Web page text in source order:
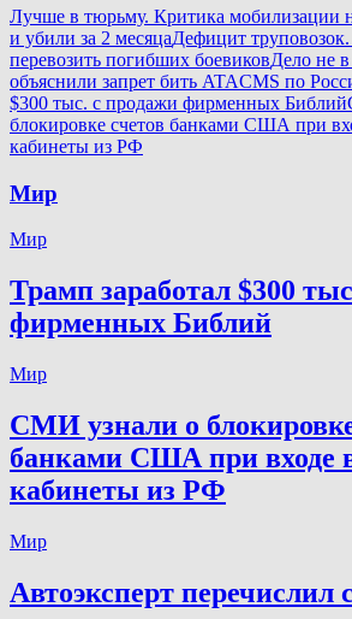
Лучше в тюрьму. Критика мобилизации
и убили за 2 месяцаДефицит
перевозить погибших боевиковДело не
объяснили запрет бить ATACMS по
$300 тыс. с продажи фирменных Библий
блокировке счетов банками США при
кабинеты из РФ
Мир
Мир
Трамп заработал $300
фирменных Библий
Мир
СМИ узнали о
банками США при входе
кабинеты из РФ
Мир
Автоэксперт перечислил